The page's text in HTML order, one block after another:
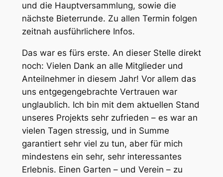
und die Hauptversammlung, sowie die
nächste Bieterrunde. Zu allen Termin folgen
zeitnah ausführlichere Infos.
Das war es fürs erste. An dieser Stelle direkt
noch: Vielen Dank an alle Mitglieder und
Anteilnehmer in diesem Jahr! Vor allem das
uns entgegengebrachte Vertrauen war
unglaublich. Ich bin mit dem aktuellen Stand
unseres Projekts sehr zufrieden – es war an
vielen Tagen stressig, und in Summe
garantiert sehr viel zu tun, aber für mich
mindestens ein sehr, sehr interessantes
Erlebnis. Einen Garten – und Verein – zu